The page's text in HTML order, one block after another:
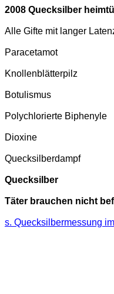
2008 Quecksilber
Alle Gifte mit langer
Paracetamot
Knollenblätterpilz
Botulismus
Polychlorierte Biphenyle
Dioxine
Quecksilberdampf
Quecksilber
Täter brauchen nicht
s. Quecksilbermessung